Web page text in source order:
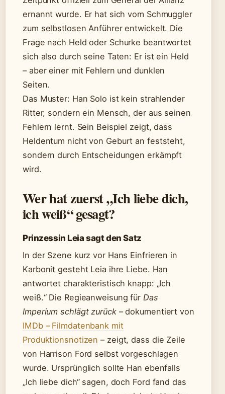
ernannt wurde. Er hat sich vom Schmuggler
zum selbstlosen Anführer entwickelt. Die
Frage nach Held oder Schurke beantwortet
sich also durch seine Taten: Er ist ein Held
– aber einer mit Fehlern und dunklen
Seiten.
Das Muster: Han Solo ist kein strahlender
Ritter, sondern ein Mensch, der aus seinen
Fehlern lernt. Sein Beispiel zeigt, dass
Heldentum nicht von Geburt an feststeht,
sondern durch Entscheidungen erkämpft
wird.
Wer hat zuerst „Ich liebe dich,
ich weiß“ gesagt?
Prinzessin Leia sagt den Satz
In der Szene kurz vor Hans Einfrieren in
Karbonit gesteht Leia ihre Liebe. Han
antwortet charakteristisch knapp: „Ich
weiß.“ Die Regieanweisung für Das
Imperium schlägt zurück– dokumentiert von
IMDb – Filmdatenbank mit
Produktionsnotizen – zeigt, dass die Zeile
von Harrison Ford selbst vorgeschlagen
wurde. Ursprünglich sollte Han ebenfalls
„Ich liebe dich“ sagen, doch Ford fand das